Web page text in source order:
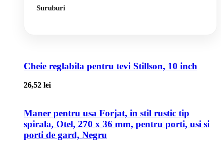
Suruburi
Cheie reglabila pentru tevi Stillson, 10 inch
26,52 lei
Maner pentru usa Forjat, in stil rustic tip
spirala, Otel, 270 x 36 mm, pentru porti, usi si
porti de gard, Negru